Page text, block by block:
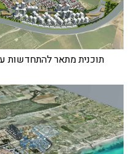
תוכנית מתאר להתחדשות